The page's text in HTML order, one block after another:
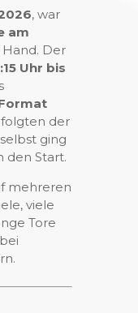
, war
am
Der
Uhr bis
folgten der
ging
den Start.
mehreren
viele
Tore